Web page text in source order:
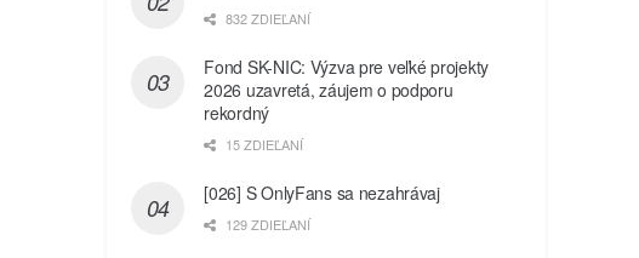
832 ZDIEĽANÍ
Fond SK-NIC: Výzva pre veľké projekty
2026 uzavretá, záujem o podporu
rekordný
15 ZDIEĽANÍ
[026] S OnlyFans sa nezahrávaj
129 ZDIEĽANÍ